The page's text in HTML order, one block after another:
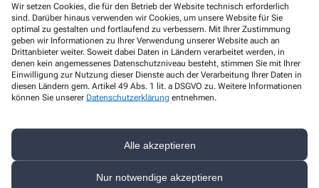
Wir setzen Cookies, die für den Betrieb der Website technisch erforderlich
sind. Darüber hinaus verwenden wir Cookies, um unsere Website für Sie
optimal zu gestalten und fortlaufend zu verbessern. Mit Ihrer Zustimmung
geben wir Informationen zu Ihrer Verwendung unserer Website auch an
Drittanbieter weiter. Soweit dabei Daten in Ländern verarbeitet werden, in
denen kein angemessenes Datenschutzniveau besteht, stimmen Sie mit Ihrer
Einwilligung zur Nutzung dieser Dienste auch der Verarbeitung Ihrer Daten in
diesen Ländern gem. Artikel 49 Abs. 1 lit. a DSGVO zu. Weitere Informationen
können Sie unserer Datenschutzerklärung entnehmen.
Alle akzeptieren
Nur notwendige akzeptieren
Nachweis Ihrer Befreiung
Wenn Sie einen Ausweis über die Befreiung der gesetzlichen
Zuzahlung haben, können wir diese Info speichern und Sie
Kundenkarte beantragen